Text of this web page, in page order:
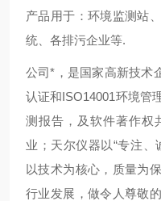
产品用于：环境监测站
统、各排污企业等.
公司*，是国家高新技术
认证和ISO14001环境管
测报告，及软件著作权
业；天尔仪器以“专注、
以技术为核心，质量为
行业发展，做令人尊敬